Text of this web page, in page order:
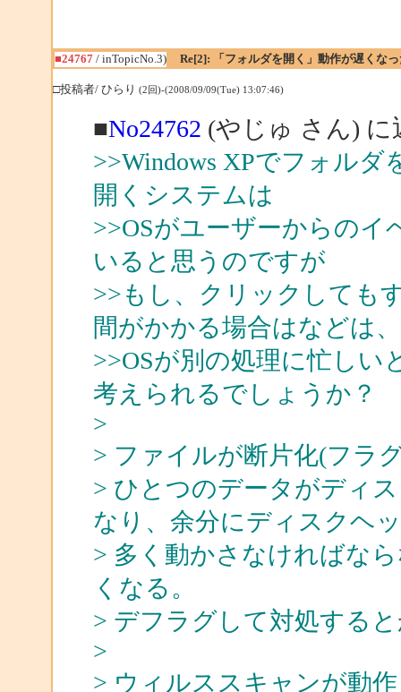
■24767/ inTopicNo.3) Re[2]: 「フォルダを開く」動作が遅くなっ
□投稿者/ ひらり (2回)-(2008/09/09(Tue) 13:07:46)
■No24762 (やじゅ さん) に
>>Windows XPでフォル
開くシステムは
>>OSがユーザーからの
いると思うのですが
>>もし、クリックしても
間がかかる場合はなどは、
>>OSが別の処理に忙し
考えられるでしょうか？
>
> ファイルが断片化(フラ
> ひとつのデータがディ
なり、余分にディスクヘ
> 多く動かさなければな
くなる。
> デフラグして対処する
>
> ウィルススキャンが動